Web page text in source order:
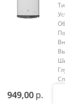
949,00 р.